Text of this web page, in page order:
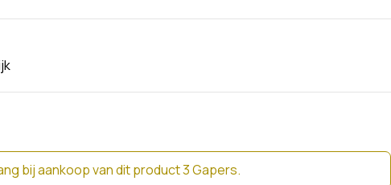
bij aankoop van dit product 3 Gapers.